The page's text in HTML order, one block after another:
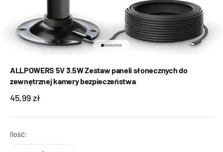
Przejdź do 7
ALLPOWERS 5V 3.5W Zestaw paneli słonecznych do
zewnętrznej kamery bezpieczeństwa
Cena promocyjna
45,99 zł
Ilość: